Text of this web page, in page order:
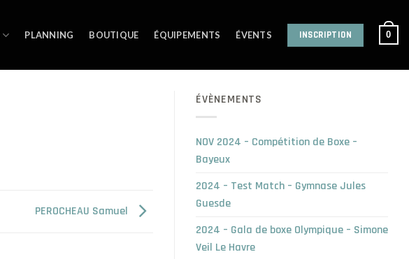
PLANNING BOUTIQUE ÉQUIPEMENTS ÉVENTS INSCRIPTION 0
PEROCHEAU Samuel
ÉVÈNEMENTS
NOV 2024 – Compétition de Boxe –
Bayeux
2024 – Test Match – Gymnase Jules
Guesde
2024 – Gala de boxe Olympique – Simone
Veil Le Havre